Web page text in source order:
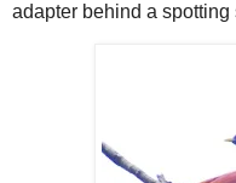
adapter behind a